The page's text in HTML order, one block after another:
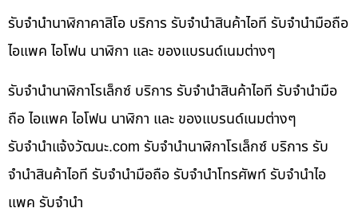
รับจำนำนาฬิกาคาสิโอ บริการ รับจำนำสินค้าไอที รับจำนำมือถือ
ไอแพค ไอโฟน นาฬิกา และ ของแบรนด์เนมต่างๆ
รับจำนำนาฬิกาโรเล็กซ์ บริการ รับจำนำสินค้าไอที รับจำนำมือ
ถือ ไอแพค ไอโฟน นาฬิกา และ ของแบรนด์เนมต่างๆ
รับจํานําแจ้งวัฒนะ.com รับจำนำนาฬิกาโรเล็กซ์ บริการ รับ
จำนำสินค้าไอที รับจำนำมือถือ รับจำนำโทรศัพท์ รับจำนำไอ
แพค รับจำนำ